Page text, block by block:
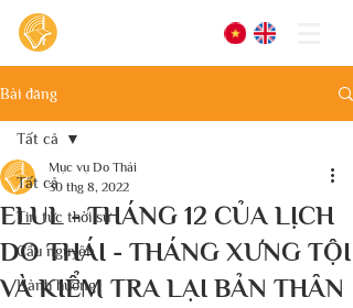
Bài đăng
Tất cả
Tin tức thời sự
Cầu nguyện
Hành hương
Tất cả
ELUL - THÁNG 12 CỦA LỊCH
DO THÁI - THÁNG XƯNG TỘI
VÀ KIỂM TRA LẠI BẢN THÂN
Mục vụ Do Thái
30 thg 8, 2022